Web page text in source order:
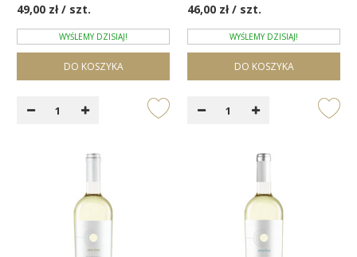
49,00 zł / szt.
WYŚLEMY DZISIAJ!
DO KOSZYKA
46,00 zł / szt.
WYŚLEMY DZISIAJ!
DO KOSZYKA